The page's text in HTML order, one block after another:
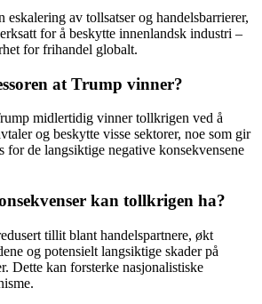
av tollsatser og handelsbarrierer,
for å beskytte innenlandsk industri –
for frihandel globalt.
at Trump vinner?
midlertidig vinner tollkrigen ved å
og beskytte visse sektorer, noe som gir
for de langsiktige negative konsekvensene
kan tollkrigen ha?
tillit blant handelspartnere, økt
og potensielt langsiktige skader på
Dette kan forsterke nasjonalistiske